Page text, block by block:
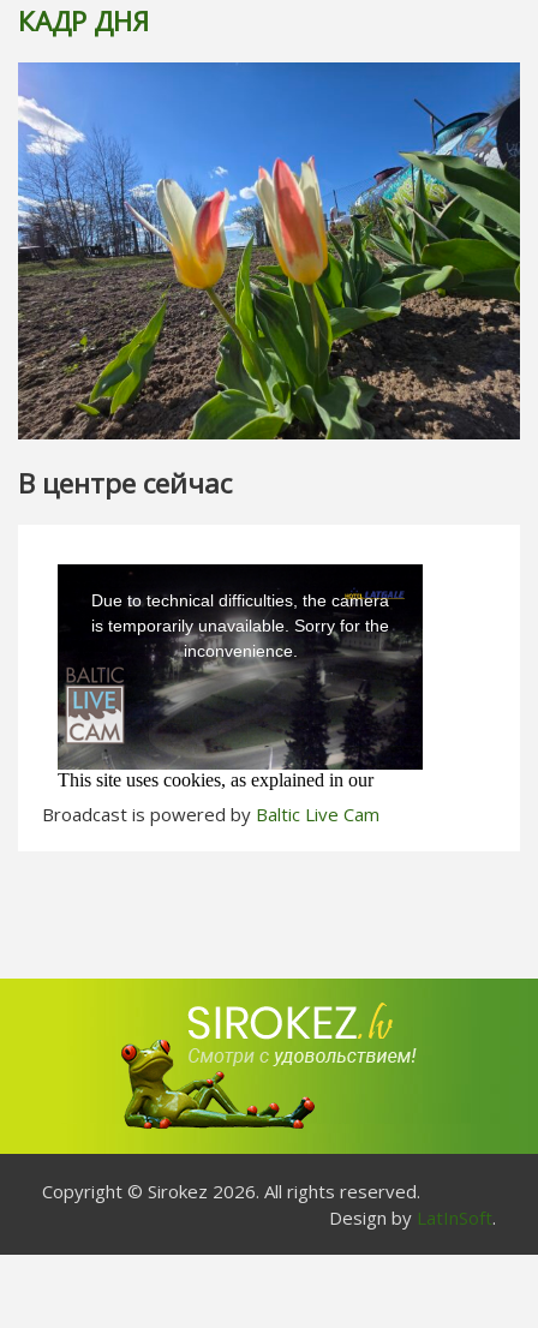
КАДР ДНЯ
В центре сейчас
Broadcast is powered by Baltic Live Cam
Copyright © Sirokez 2026. All rights reserved.
Design by LatInSoft.